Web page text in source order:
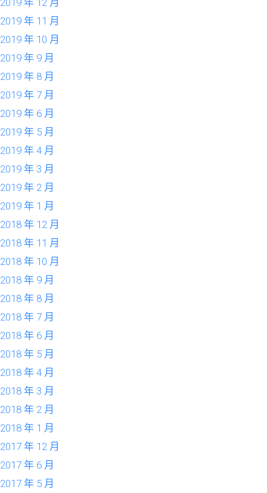
2019 年 11 月
2019 年 10 月
2019 年 9 月
2019 年 8 月
2019 年 7 月
2019 年 6 月
2019 年 5 月
2019 年 4 月
2019 年 3 月
2019 年 2 月
2019 年 1 月
2018 年 12 月
2018 年 11 月
2018 年 10 月
2018 年 9 月
2018 年 8 月
2018 年 7 月
2018 年 6 月
2018 年 5 月
2018 年 4 月
2018 年 3 月
2018 年 2 月
2018 年 1 月
2017 年 12 月
2017 年 6 月
2017 年 5 月